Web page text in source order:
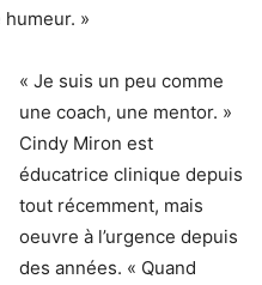
»
« Je suis un peu comme
une coach, une mentor. »
Cindy Miron est
éducatrice clinique depuis
tout récemment, mais
oeuvre à l’urgence depuis
des années. « Quand